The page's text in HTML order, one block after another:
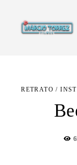
RETRATO /